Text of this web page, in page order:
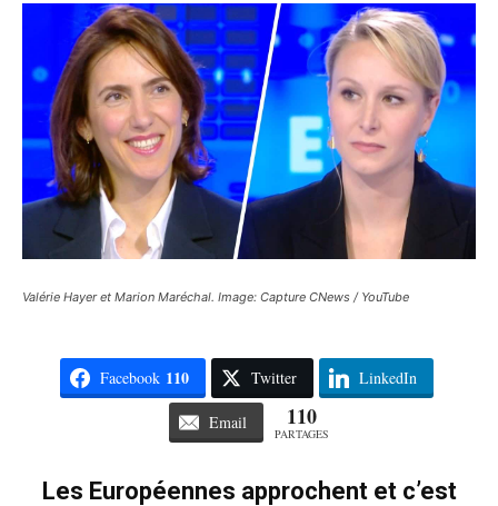
Valérie Hayer et Marion Maréchal. Image: Capture CNews / YouTube
Facebook 110 Twitter LinkedIn
Email 110
PARTAGES
Les Européennes approchent et c’est